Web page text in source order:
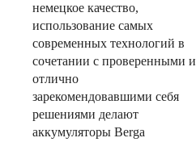
немецкое качество,
использование самых
современных технологий в
сочетании с проверенными и
отлично
зарекомендовавшими себя
решениями делают
аккумуляторы Berga